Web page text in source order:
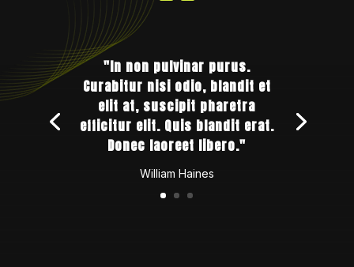
"In non pulvinar purus.
Curabitur nisi odio, blandit et
elit at, suscipit pharetra
efficitur elit. Quis blandit erat.
Donec laoreet libero."
William Haines